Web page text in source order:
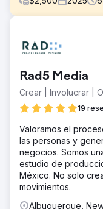
Crescent Moon
visibilidad online y
competitivo. El
en Google, dominar
fuente sostenible
depender
La solución
Royal Reef Media
SEO local centrada
Google My
técnica, la
citas, los datos
la optimización de
Rad5 Media
Crear | Involucrar |
19
Valoramos el
las personas y
negocios. Somos
estudio de
México. No solo
movimientos.
Albuquerque,